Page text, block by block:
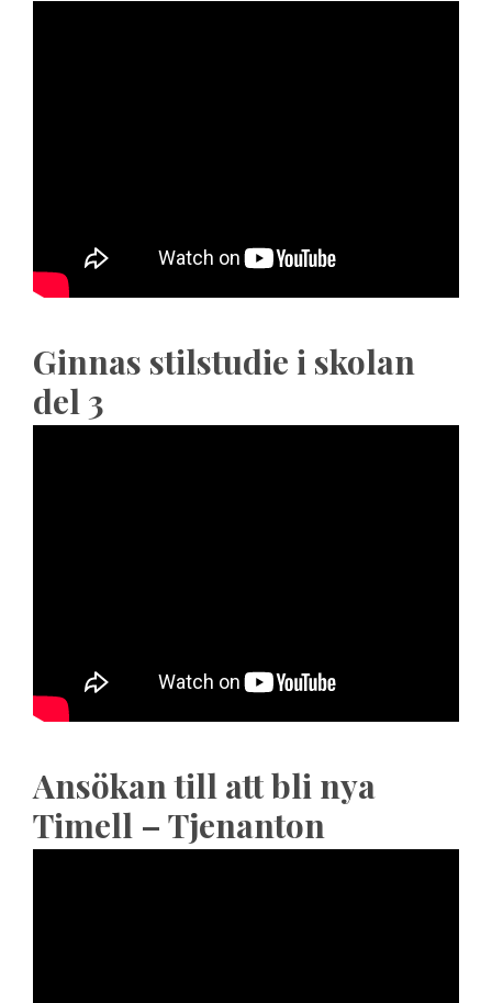
Ginnas stilstudie i skolan
del 3
Ansökan till att bli nya
Timell – Tjenanton